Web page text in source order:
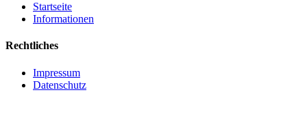
Startseite
Informationen
Rechtliches
Impressum
Datenschutz